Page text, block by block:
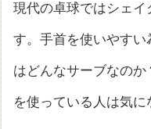
現代の卓球ではシェ
す。手首を使いやす
はどんなサーブなの
を使っている人は気に